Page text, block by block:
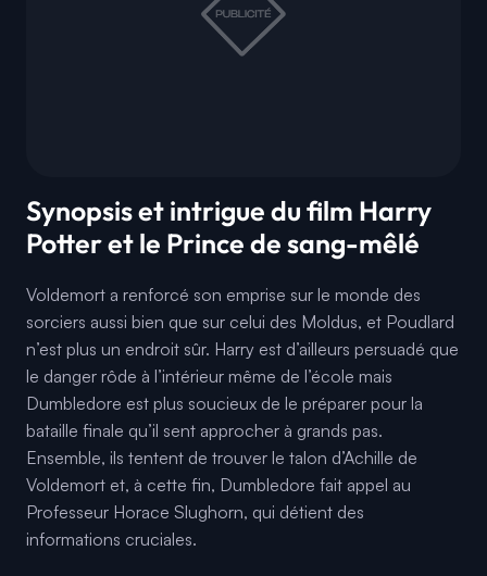
Synopsis et intrigue du film Harry
Potter et le Prince de sang-mêlé
Voldemort a renforcé son emprise sur le monde des
sorciers aussi bien que sur celui des Moldus, et Poudlard
n’est plus un endroit sûr. Harry est d’ailleurs persuadé que
le danger rôde à l’intérieur même de l’école mais
Dumbledore est plus soucieux de le préparer pour la
bataille finale qu’il sent approcher à grands pas.
Ensemble, ils tentent de trouver le talon d’Achille de
Voldemort et, à cette fin, Dumbledore fait appel au
Professeur Horace Slughorn, qui détient des
informations cruciales.